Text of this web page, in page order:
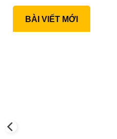
BÀI VIẾT MỚI